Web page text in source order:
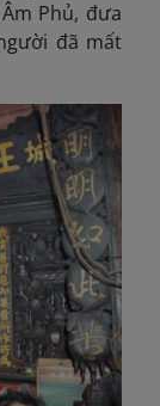
Phủ, đưa
đã mất